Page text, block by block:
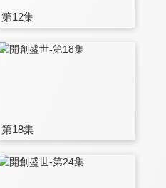
第12集
第18集